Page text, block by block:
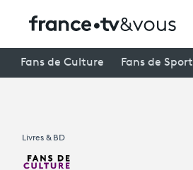
Fans de Culture Fans de Sport
Livres & BD